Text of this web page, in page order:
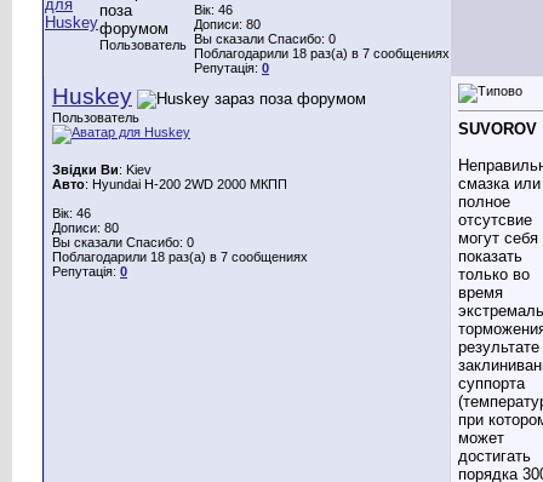
Пользователь
Вік: 46
Дописи: 80
Вы сказали Спасибо: 0
Поблагодарили 18 раз(а) в 7 сообщениях
Репутація: 0
Huskey
Пользователь
Звідки Ви: Kiev
Авто: Hyundai H-200 2WD 2000 МКПП
Вік: 46
Дописи: 80
Вы сказали Спасибо: 0
Поблагодарили 18 раз(а) в 7 сообщениях
Репутація: 0
SUVOROV
смазка
полное
отсутсвие
могут себя
показать
только во
время
результате
суппорта
при
может
достигать
порядка